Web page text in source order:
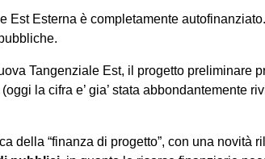
Est Esterna è completamente
Tangenziale Est, il progetto preliminare
(oggi la cifra e’ gia’ stata abbondantemente
della “finanza di progetto”, con una novità